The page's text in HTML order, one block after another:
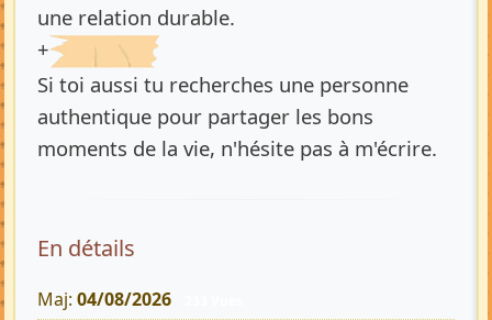
une relation durable.
+
Si toi aussi tu recherches une personne
authentique pour partager les bons
moments de la vie, n'hésite pas à m'écrire.
En détails
Maj: 04/08/2026